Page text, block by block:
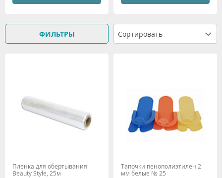
Сортировать
ФИЛЬТРЫ
Пленка для обертывания
Beauty Style, 25м
Тапочки пенополиэтилен 2
мм белые № 25